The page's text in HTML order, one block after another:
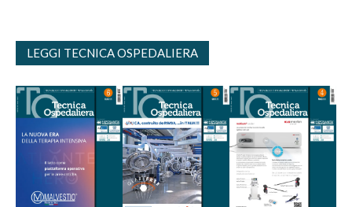
LEGGI TECNICA OSPEDALIERA